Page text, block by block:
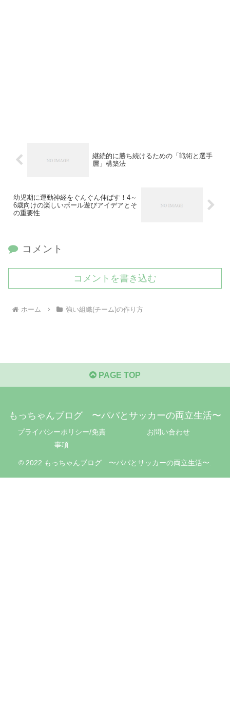
継続的に勝ち続けるための「戦術と選手
層」構築法
幼児期に運動神経をぐんぐん伸ばす！4～
6歳向けの楽しいボール遊びアイデアとそ
の重要性
コメント
コメントを書き込む
ホーム 強い組織(チーム)の作り方
PAGE TOP
もっちゃんブログ 〜パパとサッカーの両立生活〜
プライバシーポリシー/免責
事項
お問い合わせ
© 2022 もっちゃんブログ 〜パパとサッカーの両立生活〜.